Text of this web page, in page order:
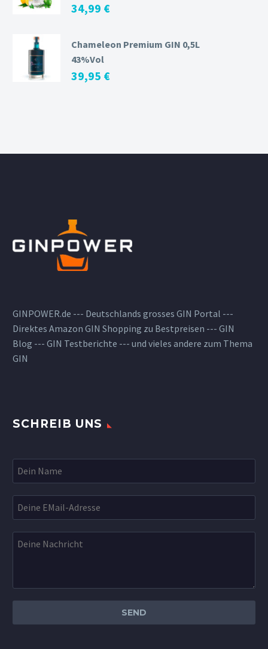
34,99 €
Chameleon Premium GIN 0,5L
43%Vol
39,95 €
GINPOWER.de --- Deutschlands grosses GIN Portal ---
Direktes Amazon GIN Shopping zu Bestpreisen --- GIN
Blog --- GIN Testberichte --- und vieles andere zum Thema
GIN
SCHREIB UNS